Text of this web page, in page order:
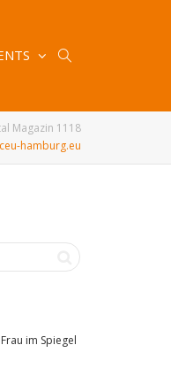
Magazin 1118
hamburg.eu
im Spiegel